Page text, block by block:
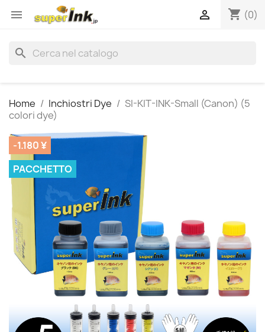
 shopping_cart (0)

search
Home Inchiostri Dye
SI-KIT-INK-Small (Canon) (5
colori dye)
-1.180 ¥
PACCHETTO